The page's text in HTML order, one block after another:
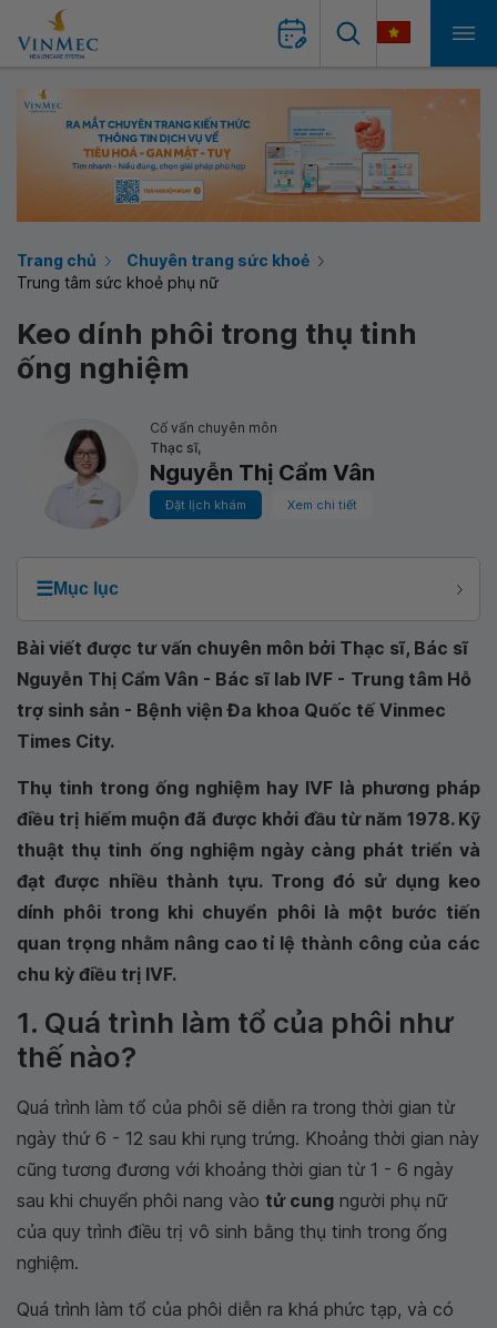
Trang chủ
Chuyên trang sức khoẻ
Trung tâm sức khoẻ phụ nữ
Keo dính phôi trong thụ tinh
ống nghiệm
Cố vấn chuyên môn
Thạc sĩ,
Nguyễn Thị Cẩm Vân
Đặt lịch khám Xem chi tiết
☰Mục lục
Bài viết được tư vấn chuyên môn bởi Thạc sĩ, Bác sĩ
Nguyễn Thị Cẩm Vân - Bác sĩ lab IVF - Trung tâm Hỗ
trợ sinh sản - Bệnh viện Đa khoa Quốc tế Vinmec
Times City.
Thụ tinh trong ống nghiệm hay IVF là phương pháp
điều trị hiếm muộn đã được khởi đầu từ năm 1978. Kỹ
thuật thụ tinh ống nghiệm ngày càng phát triển và
đạt được nhiều thành tựu. Trong đó sử dụng keo
dính phôi trong khi chuyển phôi là một bước tiến
quan trọng nhằm nâng cao tỉ lệ thành công của các
chu kỳ điều trị IVF.
1. Quá trình làm tổ của phôi như
thế nào?
Quá trình làm tổ của phôi sẽ diễn ra trong thời gian từ
ngày thứ 6 - 12 sau khi rụng trứng. Khoảng thời gian này
cũng tương đương với khoảng thời gian từ 1 - 6 ngày
sau khi chuyển phôi nang vào tử cung người phụ nữ
của quy trình điều trị vô sinh bằng thụ tinh trong ống
nghiệm.
Quá trình làm tổ của phôi diễn ra khá phức tạp, và có